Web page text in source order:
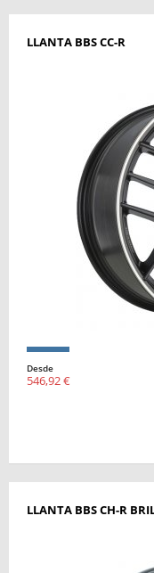
LLANTA BBS CC-R
Desde
546,92 €
LLANTA BBS CH-R